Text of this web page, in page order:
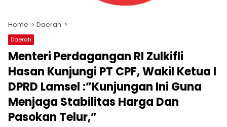
Home Daerah
Daerah
Menteri Perdagangan RI Zulkifli
Hasan Kunjungi PT CPF, Wakil Ketua I
DPRD Lamsel :”Kunjungan Ini Guna
Menjaga Stabilitas Harga Dan
Pasokan Telur,”